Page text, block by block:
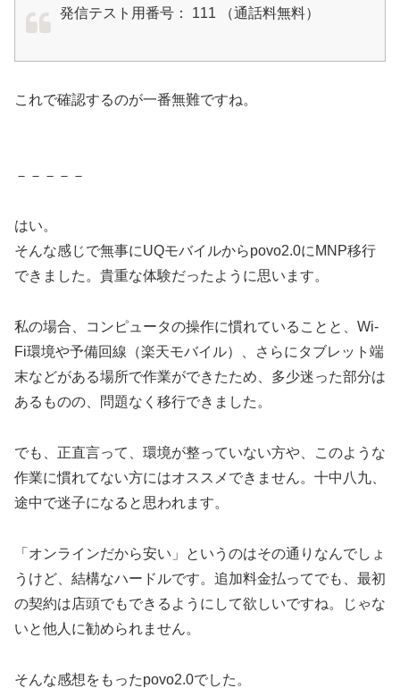
発信テスト用番号： 111 （通話料無料）
これで確認するのが一番無難ですね。
－－－－－
はい。
そんな感じで無事にUQモバイルからpovo2.0にMNP移行
できました。貴重な体験だったように思います。
私の場合、コンピュータの操作に慣れていることと、Wi-
Fi環境や予備回線（楽天モバイル）、さらにタブレット端
末などがある場所で作業ができたため、多少迷った部分は
あるものの、問題なく移行できました。
でも、正直言って、環境が整っていない方や、このような
作業に慣れてない方にはオススメできません。十中八九、
途中で迷子になると思われます。
「オンラインだから安い」というのはその通りなんでしょ
うけど、結構なハードルです。追加料金払ってでも、最初
の契約は店頭でもできるようにして欲しいですね。じゃな
いと他人に勧められません。
そんな感想をもったpovo2.0でした。